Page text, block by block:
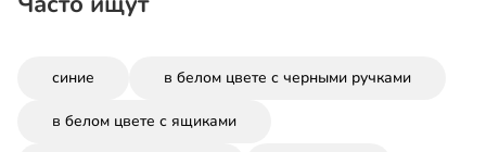
синие в белом цвете с черными ручками
в белом цвете с ящиками